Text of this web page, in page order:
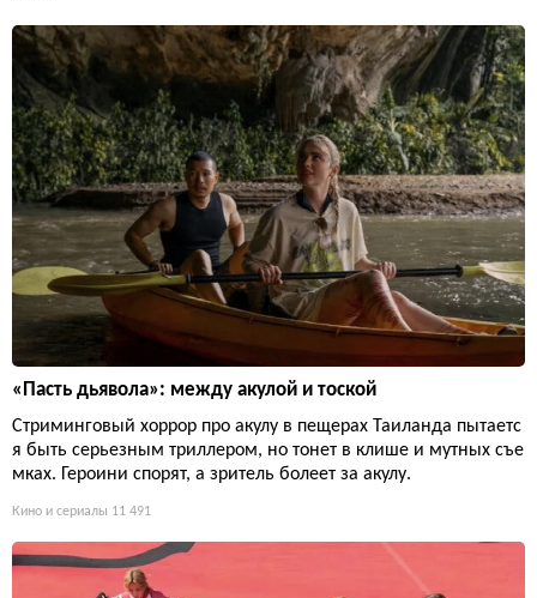
«Пасть дьявола»: между акулой и тоской
Стриминговый хоррор про акулу в пещерах Таиланда пытаетс
я быть серьезным триллером, но тонет в клише и мутных съе
мках. Героини спорят, а зритель болеет за акулу.
Кино и сериалы 11 491